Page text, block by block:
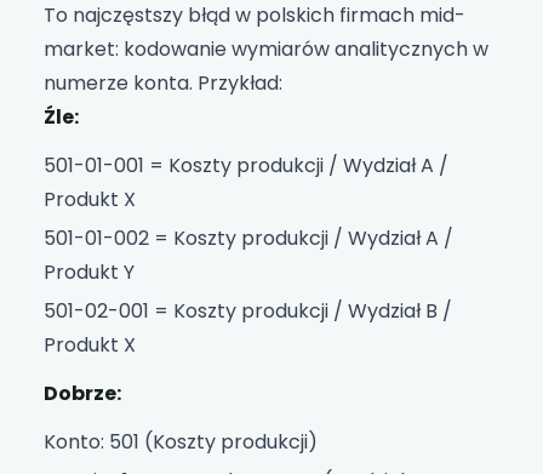
To najczęstszy błąd w polskich firmach mid-
market: kodowanie wymiarów analitycznych w
numerze konta. Przykład:
Źle:
501-01-001 = Koszty produkcji / Wydział A /
Produkt X
501-01-002 = Koszty produkcji / Wydział A /
Produkt Y
501-02-001 = Koszty produkcji / Wydział B /
Produkt X
Dobrze:
Konto: 501 (Koszty produkcji)